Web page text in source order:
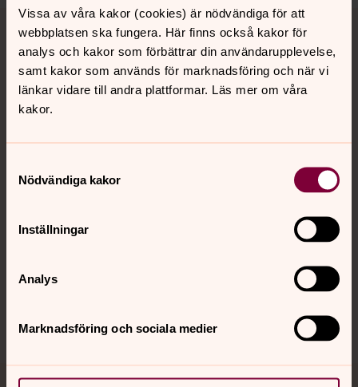
Vissa av våra kakor (cookies) är nödvändiga för att
webbplatsen ska fungera. Här finns också kakor för
analys och kakor som förbättrar din användarupplevelse,
samt kakor som används för marknadsföring och när vi
länkar vidare till andra plattformar. Läs mer om våra
kakor.
Nödvändiga kakor
Inställningar
Analys
Marknadsföring och sociala medier
Tillbaka till toppen
Tillbaka till innehållet
Kontakt
Sociala kanaler